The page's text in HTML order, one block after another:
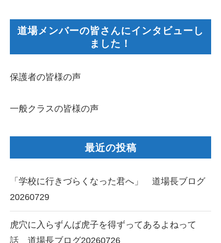
道場メンバーの皆さんにインタビューし
ました！
保護者の皆様の声
一般クラスの皆様の声
最近の投稿
「学校に行きづらくなった君へ」 道場長ブログ
20260729
虎穴に入らずんば虎子を得ずってあるよねって
話 道場長ブログ20260726